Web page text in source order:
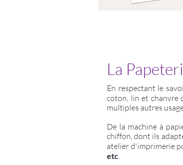
La
En respectant le
coton, lin et chanvre
multiples autres
De la machine à
chiffon, dont ils
atelier d'imprimerie
etc.